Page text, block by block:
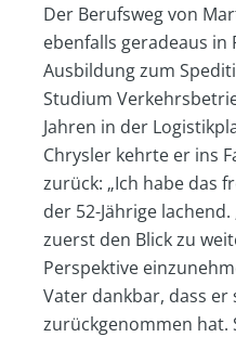
Der Berufsweg von
ebenfalls geradeaus in
Ausbildung zum
Studium
Jahren in der
Chrysler kehrte er ins
zurück: „Ich habe das
der 52-Jährige
zuerst den Blick zu
Perspektive
Vater dankbar, dass
zurückgenommen hat.